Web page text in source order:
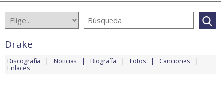
Drake
Discografía Noticias Biografía Fotos Canciones
Enlaces